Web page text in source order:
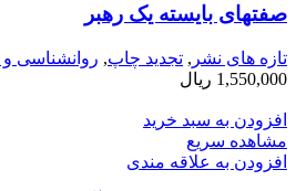
صفتهای بایسته یک رهبر
تازه های نشر , تجدید چاپ, روانشناسی
1,550,000 ریال
افزودن به سبد خرید
مشاهده سریع
افزودن به علاقه مندی